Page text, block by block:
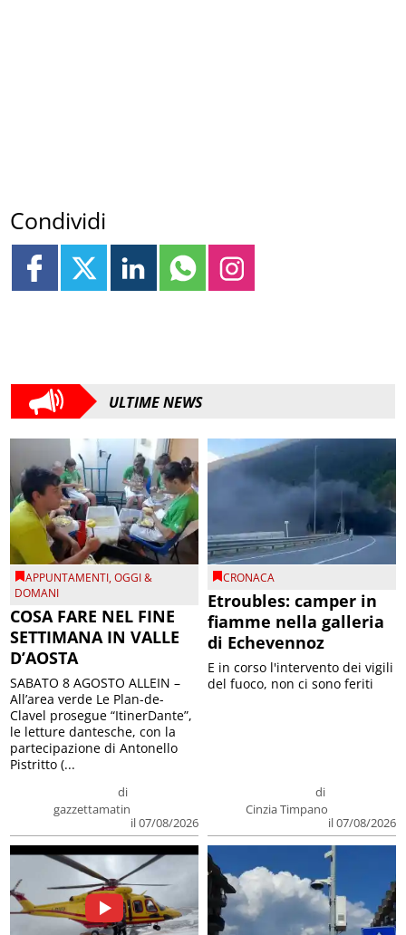
Condividi
ULTIME NEWS
APPUNTAMENTI,OGGI &
DOMANI
COSA FARE NEL FINE
SETTIMANA IN VALLE
D’AOSTA
di
gazzettamatin
il 07/08/2026
SABATO 8 AGOSTO ALLEIN –
All’area verde Le Plan-de-
Clavel prosegue “ItinerDante”,
le letture dantesche, con la
partecipazione di Antonello
Pistritto (...
CRONACA
Etroubles: camper in
fiamme nella galleria
di Echevennoz
di
Cinzia Timpano
il 07/08/2026
E in corso l'intervento dei vigili
del fuoco, non ci sono feriti